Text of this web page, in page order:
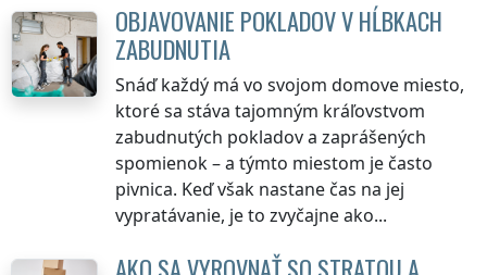
OBJAVOVANIE POKLADOV V HĹBKACH
ZABUDNUTIA
Snáď každý má vo svojom domove miesto,
ktoré sa stáva tajomným kráľovstvom
zabudnutých pokladov a zaprášených
spomienok – a týmto miestom je často
pivnica. Keď však nastane čas na jej
vypratávanie, je to zvyčajne ako...
AKO SA VYROVNAŤ SO STRATOU A